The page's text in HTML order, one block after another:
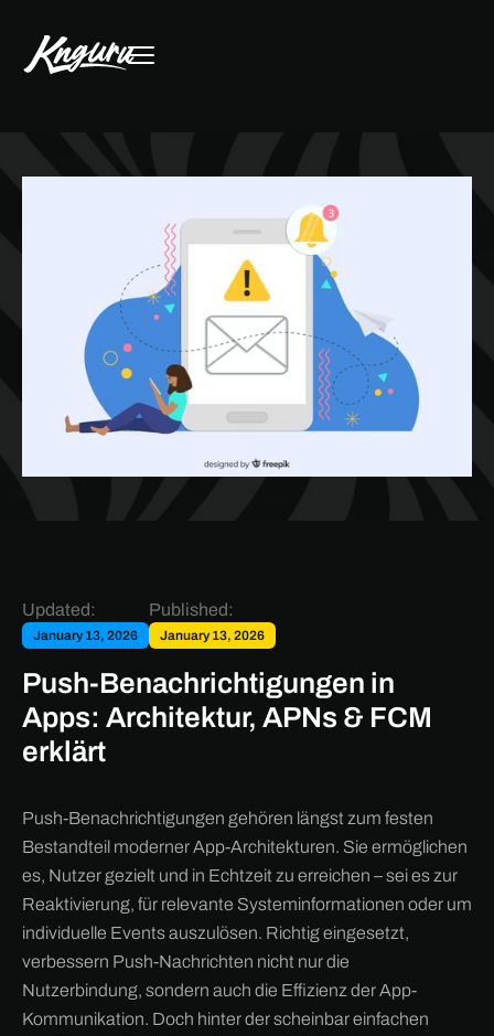
Updated:
January 13, 2026
Published:
January 13, 2026
Push-Benachrichtigungen in
Apps: Architektur, APNs & FCM
erklärt
Push-Benachrichtigungen gehören längst zum festen
Bestandteil moderner App-Architekturen. Sie ermöglichen
es, Nutzer gezielt und in Echtzeit zu erreichen – sei es zur
Reaktivierung, für relevante Systeminformationen oder um
individuelle Events auszulösen. Richtig eingesetzt,
verbessern Push-Nachrichten nicht nur die
Nutzerbindung, sondern auch die Effizienz der App-
Kommunikation. Doch hinter der scheinbar einfachen